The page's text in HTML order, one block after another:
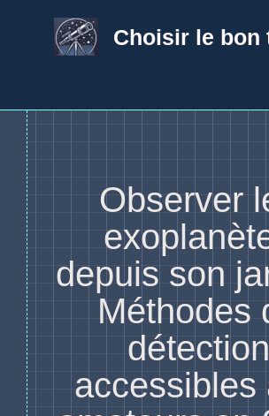
Choisir le bon
Observer
depuis son
Méthodes
détection
accessibles